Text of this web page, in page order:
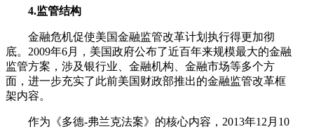
4.监管结构
金融危机促使美国金融监管改革计划执行得更加彻
底。2009年6月，美国政府公布了近百年来规模最大的金融
监管方案，涉及银行业、金融机构、金融市场等多个方
面，进一步充实了此前美国财政部推出的金融监管改革框
架内容。
作为《多德-弗兰克法案》的核心内容，2013年12月10